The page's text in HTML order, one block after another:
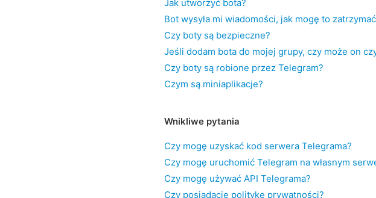
Jak utworzyć bota?
Bot wysyła mi wiadomości, jak mogę to
Czy boty są bezpieczne?
Jeśli dodam bota do mojej grupy, czy może on
Czy boty są robione przez Telegram?
Czym są miniaplikacje?
Wnikliwe pytania
Czy mogę uzyskać kod serwera Telegrama?
Czy mogę uruchomić Telegram na własnym
Czy mogę używać API Telegrama?
Czy posiadacie politykę prywatności?